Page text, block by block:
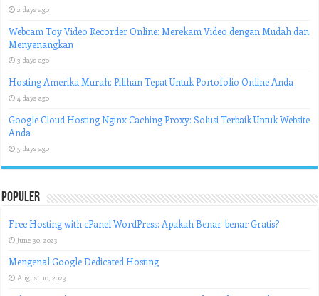
2 days ago
Webcam Toy Video Recorder Online: Merekam Video dengan Mudah dan
Menyenangkan
3 days ago
Hosting Amerika Murah: Pilihan Tepat Untuk Portofolio Online Anda
4 days ago
Google Cloud Hosting Nginx Caching Proxy: Solusi Terbaik Untuk Website
Anda
5 days ago
Populer
Free Hosting with cPanel WordPress: Apakah Benar-benar Gratis?
June 30, 2023
Mengenal Google Dedicated Hosting
August 10, 2023